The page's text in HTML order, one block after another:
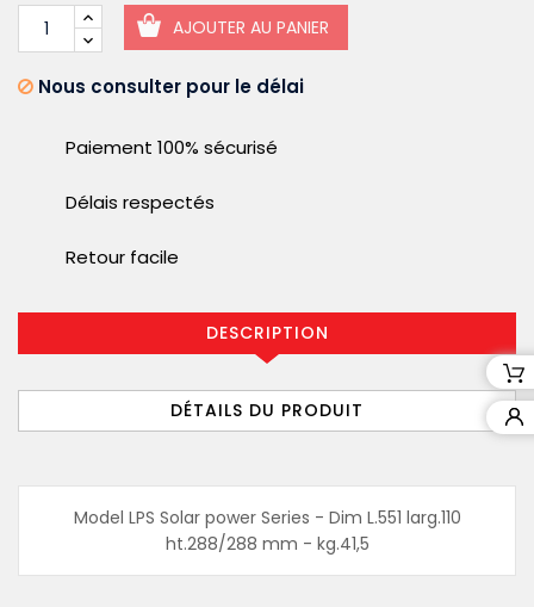
AJOUTER AU PANIER
Nous consulter pour le délai
Paiement 100% sécurisé
Délais respectés
Retour facile
DESCRIPTION
DÉTAILS DU PRODUIT
Model LPS Solar power Series - Dim L.551 larg.110
ht.288/288 mm - kg.41,5